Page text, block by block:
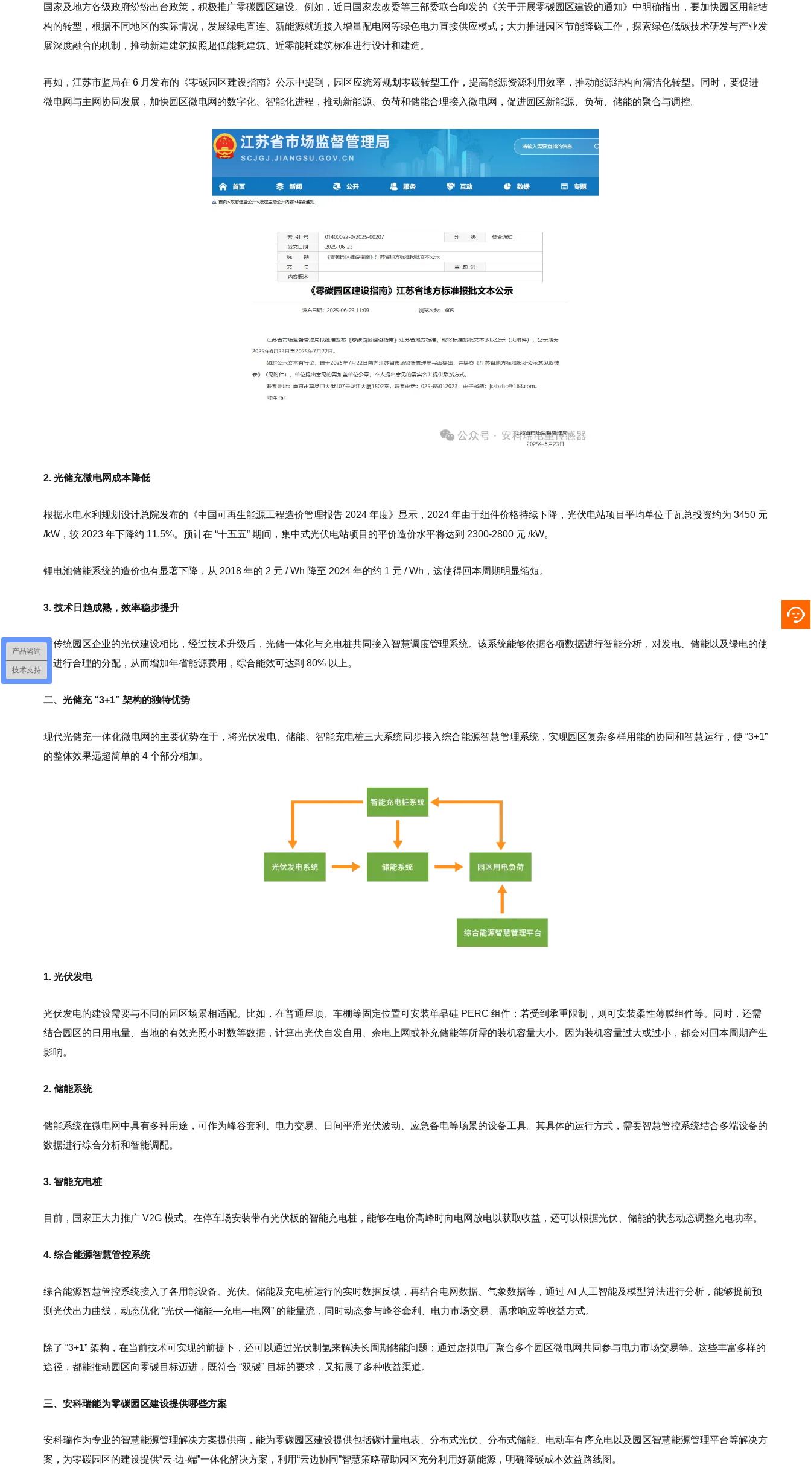
国家及地方各级政府纷纷出台政策，积极推广零碳园区建设。例如，近日国家发改委等三部委联合印发的《关于开展零碳园区建设的通知》中明确指出，要加快园区用能结
构的转型，根据不同地区的实际情况，发展绿电直连、新能源就近接入增量配电网等绿色电力直接供应模式；大力推进园区节能降碳工作，探索绿色低碳技术研发与产业发
展深度融合的机制，推动新建建筑按照超低能耗建筑、近零能耗建筑标准进行设计和建造。
再如，江苏市监局在 6 月发布的《零碳园区建设指南》公示中提到，园区应统筹规划零碳转型工作，提高能源资源利用效率，推动能源结构向清洁化转型。同时，要促进
微电网与主网协同发展，加快园区微电网的数字化、智能化进程，推动新能源、负荷和储能合理接入微电网，促进园区新能源、负荷、储能的聚合与调控。
2. 光储充微电网成本降低
根据水电水利规划设计总院发布的《中国可再生能源工程造价管理报告 2024 年度》显示，2024 年由于组件价格持续下降，光伏电站项目平均单位千瓦总投资约为 3450 元
/kW，较 2023 年下降约 11.5%。预计在 “十五五” 期间，集中式光伏电站项目的平价造价水平将达到 2300-2800 元 /kW。
锂电池储能系统的造价也有显著下降，从 2018 年的 2 元 / Wh 降至 2024 年的约 1 元 / Wh，这使得回本周期明显缩短。
3. 技术日趋成熟，效率稳步提升
与传统园区企业的光伏建设相比，经过技术升级后，光储一体化与充电桩共同接入智慧调度管理系统。该系统能够依据各项数据进行智能分析，对发电、储能以及绿电的使
用进行合理的分配，从而增加年省能源费用，综合能效可达到 80% 以上。
二、光储充 “3+1” 架构的独特优势
现代光储充一体化微电网的主要优势在于，将光伏发电、储能、智能充电桩三大系统同步接入综合能源智慧管理系统，实现园区复杂多样用能的协同和智慧运行，使 “3+1”
的整体效果远超简单的 4 个部分相加。
1. 光伏发电
光伏发电的建设需要与不同的园区场景相适配。比如，在普通屋顶、车棚等固定位置可安装单晶硅 PERC 组件；若受到承重限制，则可安装柔性薄膜组件等。同时，还需
结合园区的日用电量、当地的有效光照小时数等数据，计算出光伏自发自用、余电上网或补充储能等所需的装机容量大小。因为装机容量过大或过小，都会对回本周期产生
影响。
2. 储能系统
储能系统在微电网中具有多种用途，可作为峰谷套利、电力交易、日间平滑光伏波动、应急备电等场景的设备工具。其具体的运行方式，需要智慧管控系统结合多端设备的
数据进行综合分析和智能调配。
3. 智能充电桩
目前，国家正大力推广 V2G 模式。在停车场安装带有光伏板的智能充电桩，能够在电价高峰时向电网放电以获取收益，还可以根据光伏、储能的状态动态调整充电功率。
4. 综合能源智慧管控系统
综合能源智慧管控系统接入了各用能设备、光伏、储能及充电桩运行的实时数据反馈，再结合电网数据、气象数据等，通过 AI 人工智能及模型算法进行分析，能够提前预
测光伏出力曲线，动态优化 “光伏—储能—充电—电网” 的能量流，同时动态参与峰谷套利、电力市场交易、需求响应等收益方式。
除了 “3+1” 架构，在当前技术可实现的前提下，还可以通过光伏制氢来解决长周期储能问题；通过虚拟电厂聚合多个园区微电网共同参与电力市场交易等。这些丰富多样的
途径，都能推动园区向零碳目标迈进，既符合 “双碳” 目标的要求，又拓展了多种收益渠道。
三、安科瑞能为零碳园区建设提供哪些方案
安科瑞作为专业的智慧能源管理解决方案提供商，能为零碳园区建设提供包括碳计量电表、分布式光伏、分布式储能、电动车有序充电以及园区智慧能源管理平台等解决方
案，为零碳园区的建设提供“云-边-端”一体化解决方案，利用“云边协同”智慧策略帮助园区充分利用好新能源，明确降碳成本效益路线图。
产品咨询
技术支持